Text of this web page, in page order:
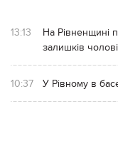
13:13
На Рівненщині
залишків
10:37 У Рівному в